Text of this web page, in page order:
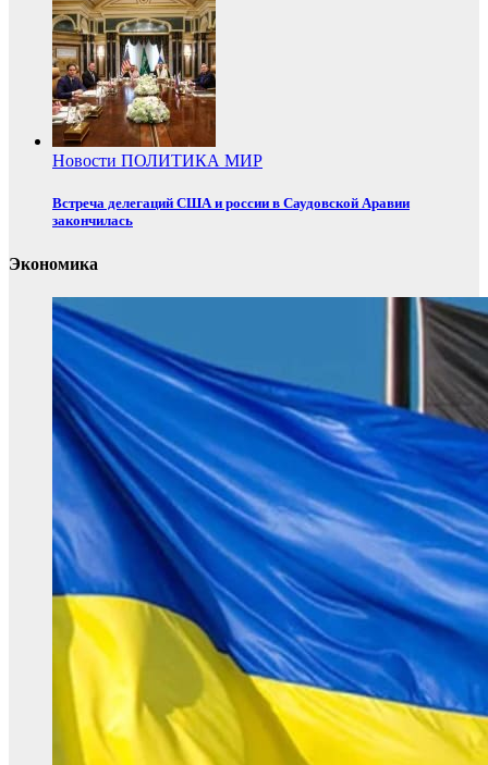
Новости ПОЛИТИКА МИР
Встреча делегаций США и россии в Саудовской Аравии
закончилась
Экономика